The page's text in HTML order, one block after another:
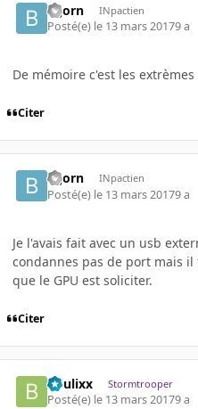
Bijorn INpactien
Posté(e) le 13 mars 20179 a
De mémoire c'est les
Citer
Bijorn INpactien
Posté(e) le 13 mars 20179 a
Je l'avais fait avec un usb
condannes pas de port mais
que le GPU est soliciter.
Citer
boulixx Stormtrooper
Posté(e) le 13 mars 20179 a